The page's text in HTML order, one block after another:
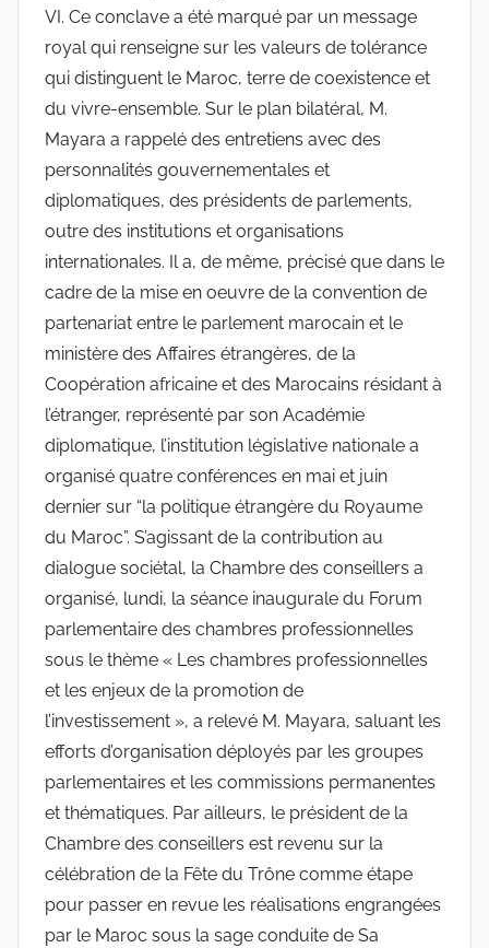
VI. Ce conclave a été marqué par un message
royal qui renseigne sur les valeurs de tolérance
qui distinguent le Maroc, terre de coexistence et
du vivre-ensemble. Sur le plan bilatéral, M.
Mayara a rappelé des entretiens avec des
personnalités gouvernementales et
diplomatiques, des présidents de parlements,
outre des institutions et organisations
internationales. Il a, de même, précisé que dans le
cadre de la mise en oeuvre de la convention de
partenariat entre le parlement marocain et le
ministère des Affaires étrangères, de la
Coopération africaine et des Marocains résidant à
l’étranger, représenté par son Académie
diplomatique, l’institution législative nationale a
organisé quatre conférences en mai et juin
dernier sur “la politique étrangère du Royaume
du Maroc”. S’agissant de la contribution au
dialogue sociétal, la Chambre des conseillers a
organisé, lundi, la séance inaugurale du Forum
parlementaire des chambres professionnelles
sous le thème « Les chambres professionnelles
et les enjeux de la promotion de
l’investissement », a relevé M. Mayara, saluant les
efforts d’organisation déployés par les groupes
parlementaires et les commissions permanentes
et thématiques. Par ailleurs, le président de la
Chambre des conseillers est revenu sur la
célébration de la Fête du Trône comme étape
pour passer en revue les réalisations engrangées
par le Maroc sous la sage conduite de Sa